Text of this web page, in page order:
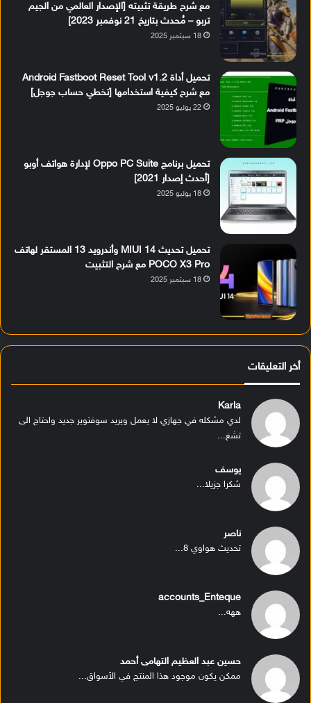
مع شرح طريقة تثبيته [الإصدار العالمي من الجيم
تربو – مُحدث بتاريخ 21 نوفمبر 2023]
18 سبتمبر 2025
تحميل أداة Android Fastboot Reset Tool v1.2
مع شرح كيفية استخدامها [تخطي حساب جوجل]
22 يوليو 2025
تحميل برنامج Oppo PC Suite لإدارة هواتف أوبو
[أحدث إصدار 2021]
18 يوليو 2025
تحميل تحديث MIUI 14 وأندرويد 13 المستقر لهاتف
POCO X3 Pro مع شرح التثبيت
18 سبتمبر 2025
أخر التعليقات
Karla
لدي مشكله في جهازي لا يعمل ويريد سوفتوير جديد واحتاج الى
تشغ...
يوسف
شكرا جزيلا...
ناصر
تحديث هواوي 8...
accounts_Enteque
ههه...
حسين عبد العظيم التهامى أحمد
ممكن يكون موجود هذا المنتج في الأسواق...